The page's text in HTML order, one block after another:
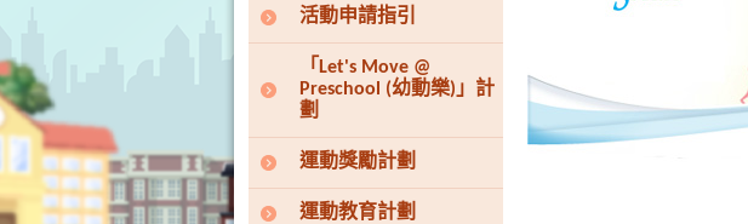
活動申請指引
「Let's Move @
Preschool (幼動樂)」計
劃
運動獎勵計劃
運動教育計劃